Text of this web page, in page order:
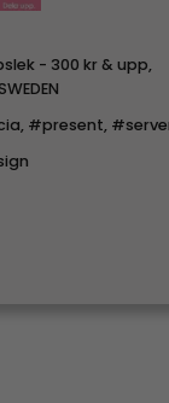
- 300 kr & upp,
, #present,